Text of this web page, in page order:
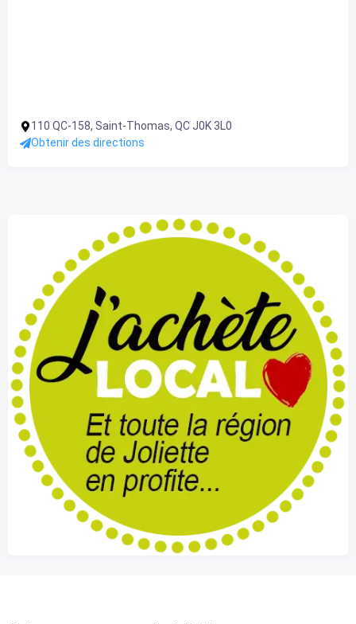
110 QC-158, Saint-Thomas, QC J0K 3L0
Obtenir des directions